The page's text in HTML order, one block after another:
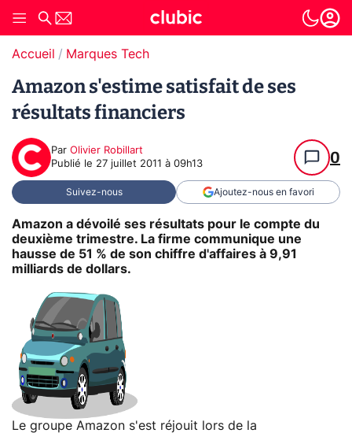
Accueil Marques Tech
Amazon s'estime satisfait de ses
résultats financiers
Par Olivier Robillart
Publié le 27 juillet 2011 à 09h13 0
Suivez-nous Ajoutez-nous en favori
Amazon a dévoilé ses résultats pour le compte du
deuxième trimestre. La firme communique une
hausse de 51 % de son chiffre d'affaires à 9,91
milliards de dollars.
Le groupe Amazon s'est réjouit lors de la